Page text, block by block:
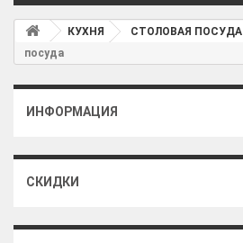
КУХНЯ СТОЛОВАЯ ПОСУДА
посуда
ИНФОРМАЦИЯ
СКИДКИ